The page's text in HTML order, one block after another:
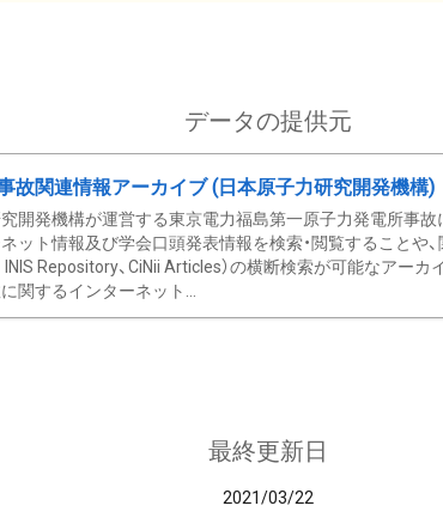
データの提供元
故関連情報アーカイブ (日本原子力研究開発機構)
開発機構が運営する東京電力福島第一原子力発電所事故
ット情報及び学会口頭発表情報を検索・閲覧することや、
INIS Repository、CiNii Articles）の横断検索が可能なアー
関するインターネット...
最終更新日
2021/03/22